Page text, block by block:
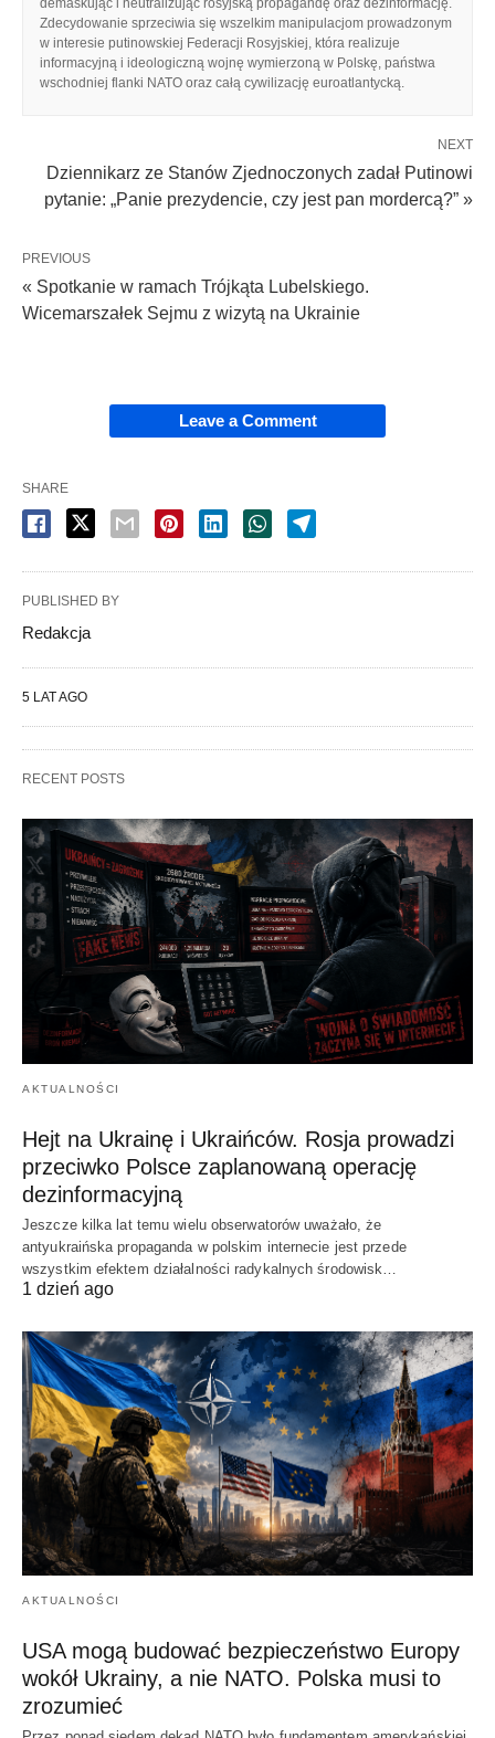
demaskując i neutralizując rosyjską propagandę oraz dezinformację.
Zdecydowanie sprzeciwia się wszelkim manipulacjom prowadzonym
w interesie putinowskiej Federacji Rosyjskiej, która realizuje
informacyjną i ideologiczną wojnę wymierzoną w Polskę, państwa
wschodniej flanki NATO oraz całą cywilizację euroatlantycką.
NEXT
Dziennikarz ze Stanów Zjednoczonych zadał Putinowi
pytanie: „Panie prezydencie, czy jest pan mordercą?” »
PREVIOUS
« Spotkanie w ramach Trójkąta Lubelskiego.
Wicemarszałek Sejmu z wizytą na Ukrainie
Leave a Comment
SHARE
PUBLISHED BY
Redakcja
5 LAT AGO
RECENT POSTS
AKTUALNOŚCI
Hejt na Ukrainę i Ukraińców. Rosja prowadzi
przeciwko Polsce zaplanowaną operację
dezinformacyjną
Jeszcze kilka lat temu wielu obserwatorów uważało, że
antyukraińska propaganda w polskim internecie jest przede
wszystkim efektem działalności radykalnych środowisk…
1 dzień ago
AKTUALNOŚCI
USA mogą budować bezpieczeństwo Europy
wokół Ukrainy, a nie NATO. Polska musi to
zrozumieć